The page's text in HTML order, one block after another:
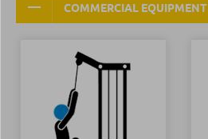
COMMERCIAL EQUIPMENT